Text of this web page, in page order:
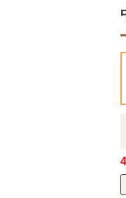
詳
今
不
西
会
不動
ご来